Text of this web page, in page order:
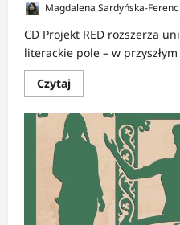
Magdalena Sardyńska-Ferenc
CD Projekt RED rozszerza
literackie pole – w
CzytajDowiedz
się
o
Cyberpunk
2077:
przypadku
Kosik
uniwersum